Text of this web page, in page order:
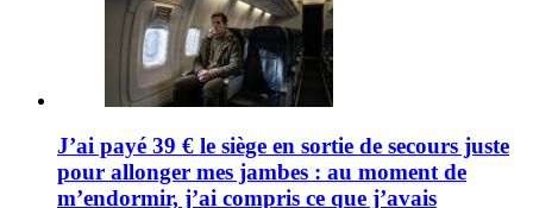
J’ai payé 39 € le siège en sortie de secours juste
pour allonger mes jambes : au moment de
m’endormir, j’ai compris ce que j’avais